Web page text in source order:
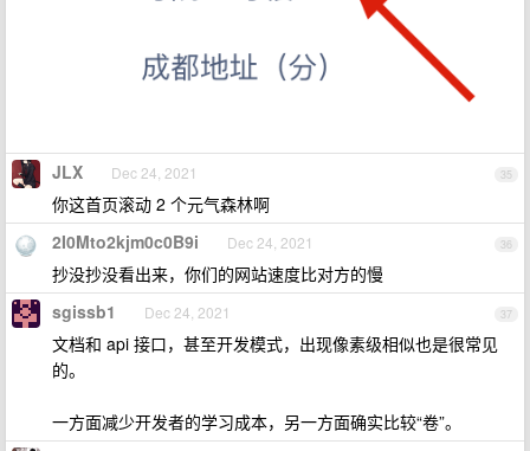
35
JLX Dec 24, 2021
你这首页滚动 2 个元气森林啊
36
2I0Mto2kjm0c0B9i Dec 24, 2021
抄没抄没看出来，你们的网站速度比对方的慢
37
sgissb1 Dec 24, 2021
文档和 api 接口，甚至开发模式，出现像素级相似也是很常见
的。
一方面减少开发者的学习成本，另一方面确实比较“卷”。